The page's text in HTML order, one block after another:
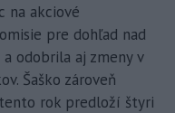
na akciové
pre dohľad nad
odobrila aj zmeny v
Šaško zároveň
rok predloží štyri